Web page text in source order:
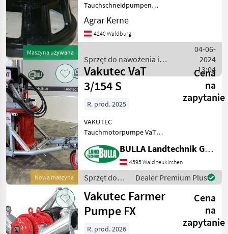
Maszyna używana
Tauchschneidpumpen
zwischen 3-15KW Leistung
Langwellenpumpen
zwischen 4-5, 5KW Leistung
Größe von 75 m³ bis 100 m³
För
Agrar Kerne
4240 Waldburg
Sprzęt do nawożenia i
nawadniania / Sonstige
04-06-
2024
13:04
Nowa maszyna
Vakutec VaT
3/154 S
Cena
na
zapytanie
R. prod. 2025
VAKUTEC
Tauchmotorpumpe VaT
Elektromotor mit
Stern-/Dreieckschaltung +
Grubenöffnung Minimum
800 x 600mm +
Teleskopschiene für Rühren
bis
BULLA Landtechnik GmbH
4595 Waldneukirchen
Sprzęt do
nawożenia i
nawadniania
/ Vakutec
Dealer Premium Plus
Vakutec Farmer
Pumpe FX
Cena
na
zapytanie
R. prod. 2026